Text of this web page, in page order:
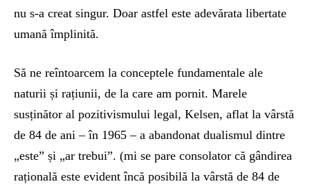
nu s-a creat singur. Doar astfel este adevărata libertate
umană împlinită.
Să ne reîntoarcem la conceptele fundamentale ale
naturii și rațiunii, de la care am pornit. Marele
susținător al pozitivismului legal, Kelsen, aflat la vârstă
de 84 de ani – în 1965 – a abandonat dualismul dintre
„este” și „ar trebui”. (mi se pare consolator că gândirea
rațională este evident încă posibilă la vârstă de 84 de